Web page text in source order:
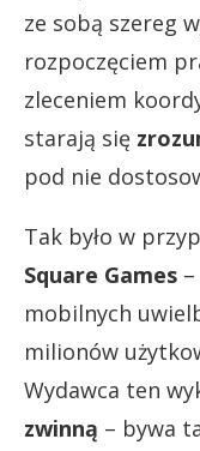
ze sobą szereg
rozpoczęciem
zleceniem
starają się
pod nie
Tak było w
Square Games
mobilnych
milionów
Wydawca ten
zwinną – bywa